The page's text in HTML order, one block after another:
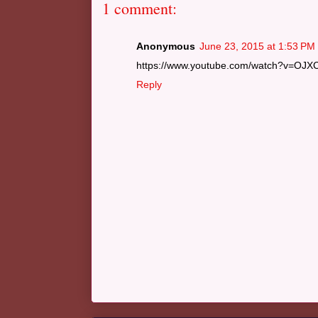
1 comment:
Anonymous June 23, 2015 at 1:53 PM
https://www.youtube.com/
Reply